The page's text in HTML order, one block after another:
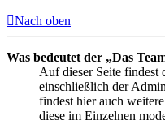
Nach oben
Was bedeutet der „Das
Auf dieser Seite findest
einschließlich der
findest hier auch
diese im Einzelnen